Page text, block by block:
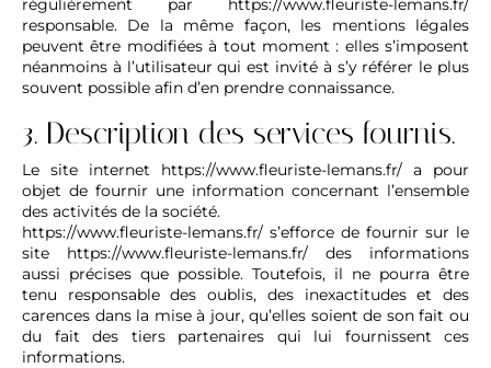
régulièrement par https://www.fleuriste-lemans.fr/
responsable. De la même façon, les mentions légales
peuvent être modifiées à tout moment : elles s’imposent
néanmoins à l’utilisateur qui est invité à s’y référer le plus
souvent possible afin d’en prendre connaissance.
3. Description des services fournis.
Le site internet https://www.fleuriste-lemans.fr/ a pour
objet de fournir une information concernant l’ensemble
des activités de la société.
https://www.fleuriste-lemans.fr/ s’efforce de fournir sur le
site https://www.fleuriste-lemans.fr/ des informations
aussi précises que possible. Toutefois, il ne pourra être
tenu responsable des oublis, des inexactitudes et des
carences dans la mise à jour, qu’elles soient de son fait ou
du fait des tiers partenaires qui lui fournissent ces
informations.